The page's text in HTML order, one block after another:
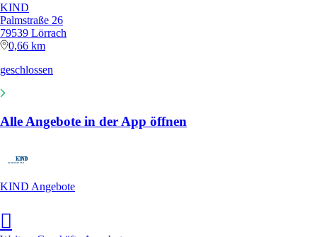
KIND
Palmstraße 26
79539 Lörrach
0,66 km
geschlossen
Alle Angebote in der App öffnen
KIND Angebote